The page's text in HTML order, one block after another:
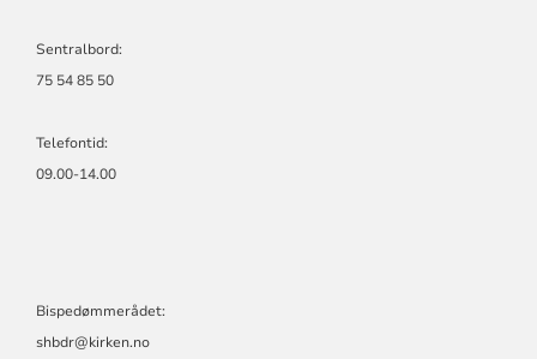
Sentralbord:
75 54 85 50
Telefontid:
09.00-14.00
Bispedømmerådet:
shbdr@kirken.no